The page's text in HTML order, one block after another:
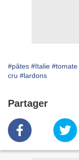
#pâtes #Italie #tomate
cru #lardons
Partager